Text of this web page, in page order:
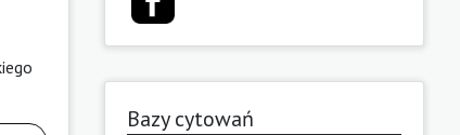
Bazy cytowań